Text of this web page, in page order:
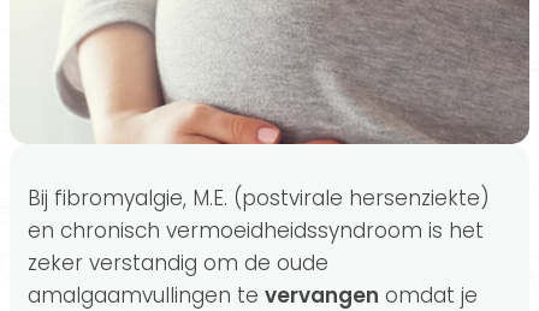
Bij fibromyalgie, M.E. (postvirale hersenziekte)
en chronisch vermoeidheidssyndroom is het
zeker verstandig om de oude
amalgaamvullingen te vervangen omdat je